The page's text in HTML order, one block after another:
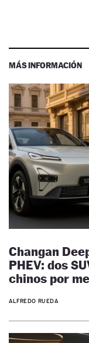
MÁS INFORMACIÓN
Changan
PHEV: dos
chinos por
ALFREDO RUEDA